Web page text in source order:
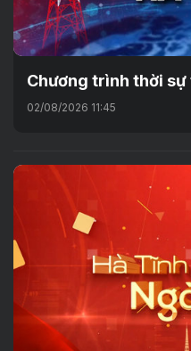
Chương trình thời
02/08/2026 11:45